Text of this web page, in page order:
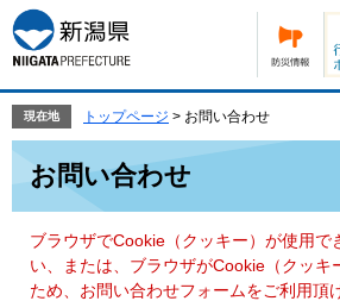
ー
ジ
の
頭
す。
ニ
ュ
ー
飛
て
現在地 トップページ > お問い合わせ
お問い合わせ
ブラウザでCookie（クッキー）が使用で
い、または、ブラウザがCookie（クッキ
ため、お問い合わせフォームをご利用頂